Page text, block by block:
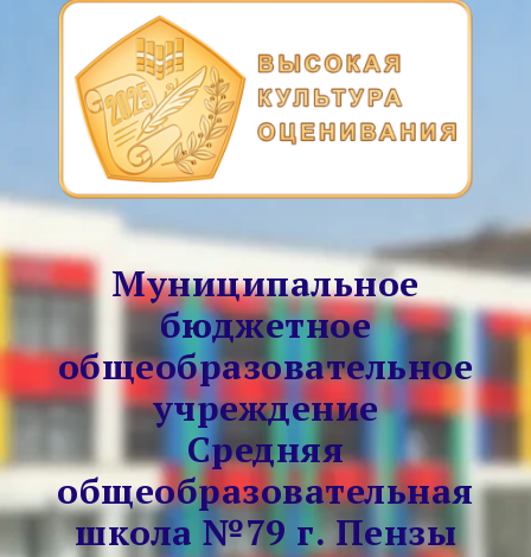
Муниципальное
бюджетное
общеобразовательное
учреждение
Средняя
общеобразовательная
школа №79 г. Пензы